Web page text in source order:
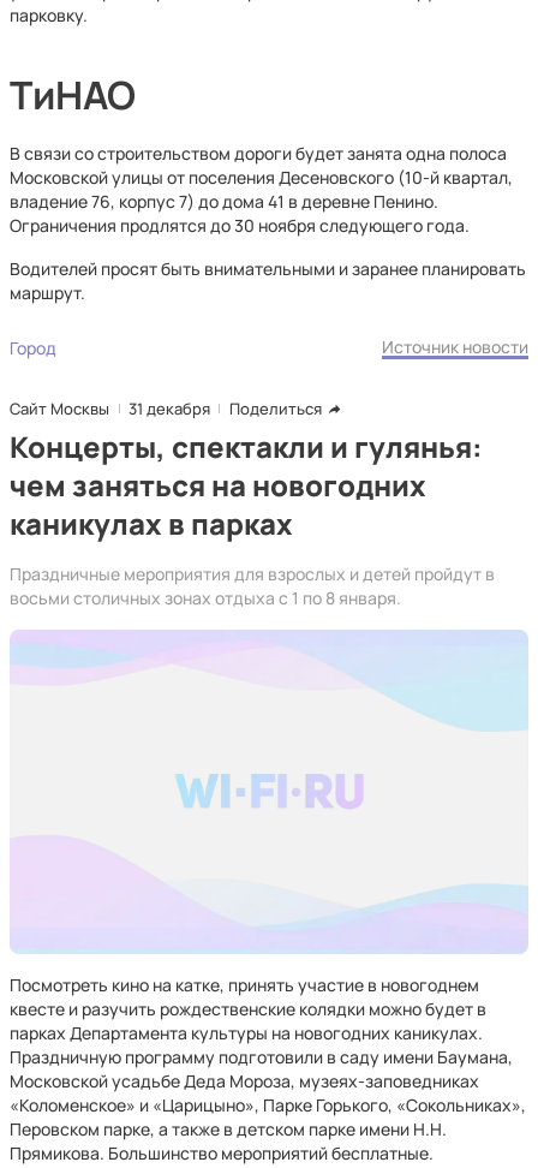
парковку.
ТиНАО
В связи со строительством дороги будет занята одна полоса
Московской улицы от поселения Десеновского (10-й квартал,
владение 76, корпус 7) до дома 41 в деревне Пенино.
Ограничения продлятся до 30 ноября следующего года.
Водителей просят быть внимательными и заранее планировать
маршрут.
Город Источник новости
Сайт Москвы 31 декабря Поделиться
Концерты, спектакли и гулянья:
чем заняться на новогодних
каникулах в парках
Праздничные мероприятия для взрослых и детей пройдут в
восьми столичных зонах отдыха с 1 по 8 января.
Посмотреть кино на катке, принять участие в новогоднем
квесте и разучить рождественские колядки можно будет в
парках Департамента культуры на новогодних каникулах.
Праздничную программу подготовили в саду имени Баумана,
Московской усадьбе Деда Мороза, музеях-заповедниках
«Коломенское» и «Царицыно», Парке Горького, «Сокольниках»,
Перовском парке, а также в детском парке имени Н.Н.
Прямикова. Большинство мероприятий бесплатные.